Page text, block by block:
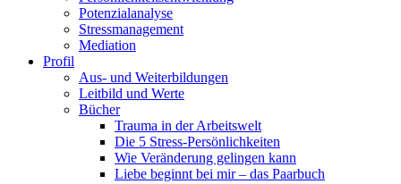
Potenzialanalyse
Stressmanagement
Mediation
Profil
Aus- und Weiterbildungen
Leitbild und Werte
Bücher
Trauma in der Arbeitswelt
Die 5 Stress-Persönlichkeiten
Wie Veränderung gelingen kann
Liebe beginnt bei mir – das Paarbuch